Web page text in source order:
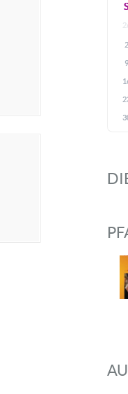
S
2
9